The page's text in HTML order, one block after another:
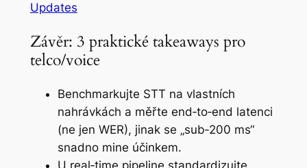
Updates
Závěr: 3 praktické takeaways pro
telco/voice
Benchmarkujte STT na vlastních
nahrávkách a měřte end‑to‑end latenci
(ne jen WER), jinak se „sub‑200 ms“
snadno mine účinkem.